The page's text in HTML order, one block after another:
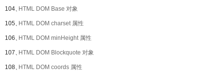
104、HTML DOM Base 对象
105、HTML DOM charset 属性
106、HTML DOM minHeight 属性
107、HTML DOM Blockquote 对象
108、HTML DOM coords 属性